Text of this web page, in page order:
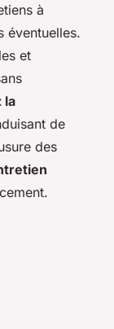
à
éventuelles.
et
la
de
des